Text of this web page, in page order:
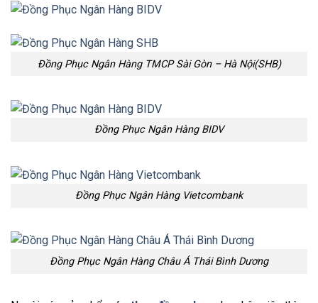
Đồng Phục Ngân Hàng TMCP Sài Gòn – Hà Nội(SHB)
Đồng Phục Ngân Hàng BIDV
Đồng Phục Ngân Hàng Vietcombank
Đồng Phục Ngân Hàng Châu Á Thái Bình Dương